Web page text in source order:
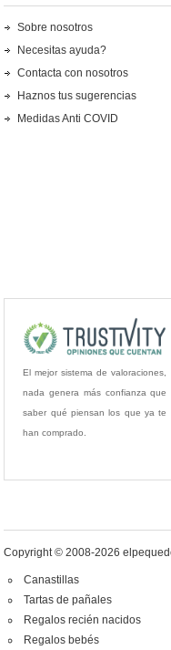
Sobre nosotros
Necesitas ayuda?
Contacta con nosotros
Haznos tus sugerencias
Medidas Anti COVID
El mejor sistema de valoraciones,
nada genera más confianza que
saber qué piensan los que ya te
han comprado.
Copyright © 2008-2026
Canastillas
Tartas de pañales
Regalos recién nacidos
Regalos bebés